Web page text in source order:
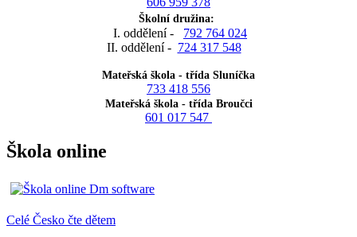
Školní družina:
I. oddělení - 792 764 024
II. oddělení - 724 317 548
Mateřská škola - třída Sluníčka
733 418 556
Mateřská škola - třída Broučci
601 017 547
Škola online
Celé Česko čte dětem